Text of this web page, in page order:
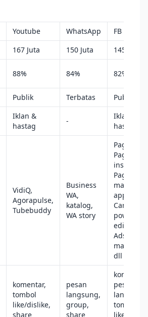
Youtube WhatsApp
FB
167 Juta 150 Juta
145 Juta
88% 84% 82%
Publik Terbatas
Publik
Iklan &
hastag
-
Iklan &
hastag
VidiQ,
Agorapulse,
Tubebuddy
Business
WA,
katalog,
WA story
Page,
Page
insights,
Pages
manager
app,
Canvas,
power
editor,
Ads
manager,
dll
komentar,
tombol
like/dislike,
share
pesan
langsung,
group,
share
komentar,
pesan
langsung,
tombol
like,